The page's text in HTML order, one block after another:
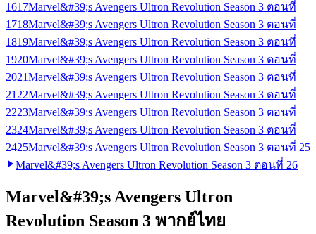
1617Marvel&#39;s Avengers Ultron Revolution Season 3 ตอนที่
1718Marvel&#39;s Avengers Ultron Revolution Season 3 ตอนที่
1819Marvel&#39;s Avengers Ultron Revolution Season 3 ตอนที่
1920Marvel&#39;s Avengers Ultron Revolution Season 3 ตอนที่
2021Marvel&#39;s Avengers Ultron Revolution Season 3 ตอนที่
21 22Marvel&#39;s Avengers Ultron Revolution Season 3 ตอนที่
2223Marvel&#39;s Avengers Ultron Revolution Season 3 ตอนที่
2324Marvel&#39;s Avengers Ultron Revolution Season 3 ตอนที่
2425Marvel&#39;s Avengers Ultron Revolution Season 3 ตอนที่ 25
Marvel&#39;s Avengers Ultron Revolution Season 3 ตอนที่ 26
Marvel&#39;s Avengers Ultron
Revolution Season 3 พากย์ไทย